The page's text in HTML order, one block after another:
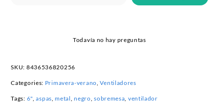
Todavía no hay preguntas
SKU: 8436536820256
Categories: Primavera-verano,Ventiladores
Tags: 6",aspas,metal,negro,sobremesa, ventilador